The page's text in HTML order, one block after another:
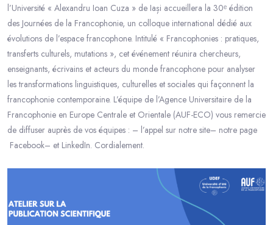
l’Université « Alexandru Ioan Cuza » de Iași accueillera la 30ᵉ édition
des Journées de la Francophonie, un colloque international dédié aux
évolutions de l’espace francophone. Intitulé « Francophonies : pratiques,
transferts culturels, mutations », cet événement réunira chercheurs,
enseignants, écrivains et acteurs du monde francophone pour analyser
les transformations linguistiques, culturelles et sociales qui façonnent la
francophonie contemporaine. L’équipe de l’Agence Universitaire de la
Francophonie en Europe Centrale et Orientale (AUF-ECO) vous remercie
de diffuser auprès de vos équipes : – l’appel sur notre site– notre page
Facebook– et LinkedIn. Cordialement.